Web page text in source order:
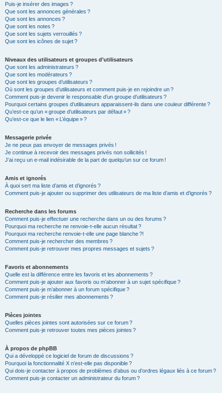
Puis-je insérer des images ?
Que sont les annonces générales ?
Que sont les annonces ?
Que sont les notes ?
Que sont les sujets verrouillés ?
Que sont les icônes de sujet ?
Niveaux des utilisateurs et groupes d’utilisateurs
Que sont les administrateurs ?
Que sont les modérateurs ?
Que sont les groupes d’utilisateurs ?
Où sont les groupes d’utilisateurs et comment puis-je en rejoindre un ?
Comment puis-je devenir le responsable d’un groupe d’utilisateurs ?
Pourquoi certains groupes d’utilisateurs apparaissent-ils dans une couleur différente ?
Qu’est-ce qu’un « groupe d’utilisateurs par défaut » ?
Qu’est-ce que le lien « L’équipe » ?
Messagerie privée
Je ne peux pas envoyer de messages privés !
Je continue à recevoir des messages privés non sollicités !
J’ai reçu un e-mail indésirable de la part de quelqu’un sur ce forum !
Amis et ignorés
À quoi sert ma liste d’amis et d’ignorés ?
Comment puis-je ajouter ou supprimer des utilisateurs de ma liste d’amis et d’ignorés ?
Recherche dans les forums
Comment puis-je effectuer une recherche dans un ou des forums ?
Pourquoi ma recherche ne renvoie-t-elle aucun résultat ?
Pourquoi ma recherche renvoie-t-elle une page blanche ?!
Comment puis-je rechercher des membres ?
Comment puis-je retrouver mes propres messages et sujets ?
Favoris et abonnements
Quelle est la différence entre les favoris et les abonnements ?
Comment puis-je ajouter aux favoris ou m’abonner à un sujet spécifique ?
Comment puis-je m’abonner à un forum spécifique ?
Comment puis-je résilier mes abonnements ?
Pièces jointes
Quelles pièces jointes sont autorisées sur ce forum ?
Comment puis-je retrouver toutes mes pièces jointes ?
À propos de phpBB
Qui a développé ce logiciel de forum de discussions ?
Pourquoi la fonctionnalité X n’est-elle pas disponible ?
Qui dois-je contacter à propos de problèmes d’abus ou d’ordres légaux liés à ce forum ?
Comment puis-je contacter un administrateur du forum ?